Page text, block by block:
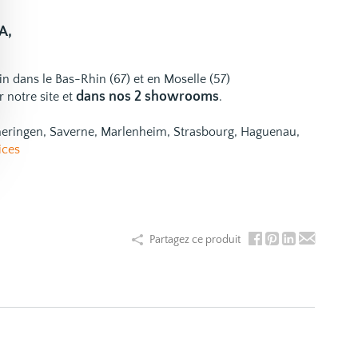
dans le Bas-Rhin (67) et en Moselle (57)
notre site et dans nos 2 showrooms.
Saverne, Marlenheim, Strasbourg, Haguenau,
Partagez ce produit